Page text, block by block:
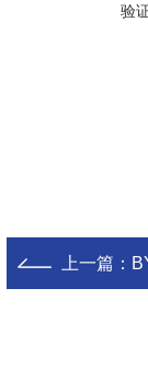
验
上一篇：